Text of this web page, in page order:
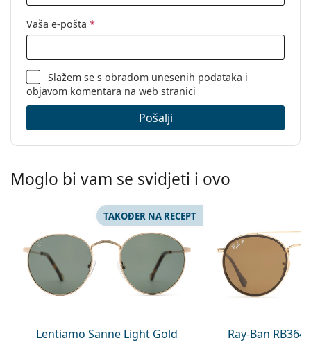
Vaša e-pošta *
Slažem se sobradom unesenih podataka i
objavom komentara na web stranici
Pošalji
Moglo bi vam se svidjeti i ovo
Lentiamo Sanne Light Gold
TAKOĐER NA RECEPT
Ray-Ban